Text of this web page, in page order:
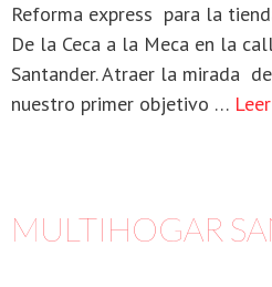
Reforma express para la
De la Ceca a la Meca en la
Santander. Atraer la mirada
nuestro primer objetivo …
MULTIHOGAR